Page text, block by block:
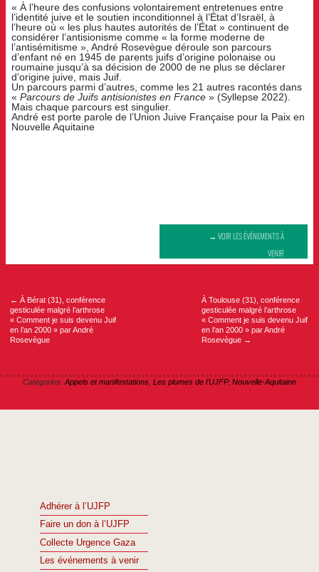
« À l’heure des confusions volontairement entretenues entre
l’identité juive et le soutien inconditionnel à l’État d’Israël, à
l’heure où « les plus hautes autorités de l’État » continuent de
considérer l’antisionisme comme « la forme moderne de
l’antisémitisme », André Rosevègue déroule son parcours
d’enfant né en 1945 de parents juifs d’origine polonaise ou
roumaine jusqu’à sa décision de 2000 de ne plus se déclarer
d’origine juive, mais Juif.
Un parcours parmi d’autres, comme les 21 autres racontés dans
« Parcours de Juifs antisionistes en France » (Syllepse 2022).
Mais chaque parcours est singulier.
André est porte parole de l’Union Juive Française pour la Paix en
Nouvelle Aquitaine
→ VOIR LES ÉVÉNEMENTS À
VENIR
Navigation
← À Bérat (31), conférence
gesticulée malgré l’arthrose
« Comment je suis devenu Juif
en l’an 2000 » par André
Rosevègue
À Toulouse (31), conférence
gesticulée malgré l’arthrose
« Comment je suis devenu Juif
en l’an 2000 » par André
Rosevègue →
Categories: Appels et manifestations Les plumes de l'UJFP, Nouvelle-Aquitaine
Adhérer à l’UJFP
Faire un don à l’UJFP
Collecte Urgence Gaza
Les événements à venir